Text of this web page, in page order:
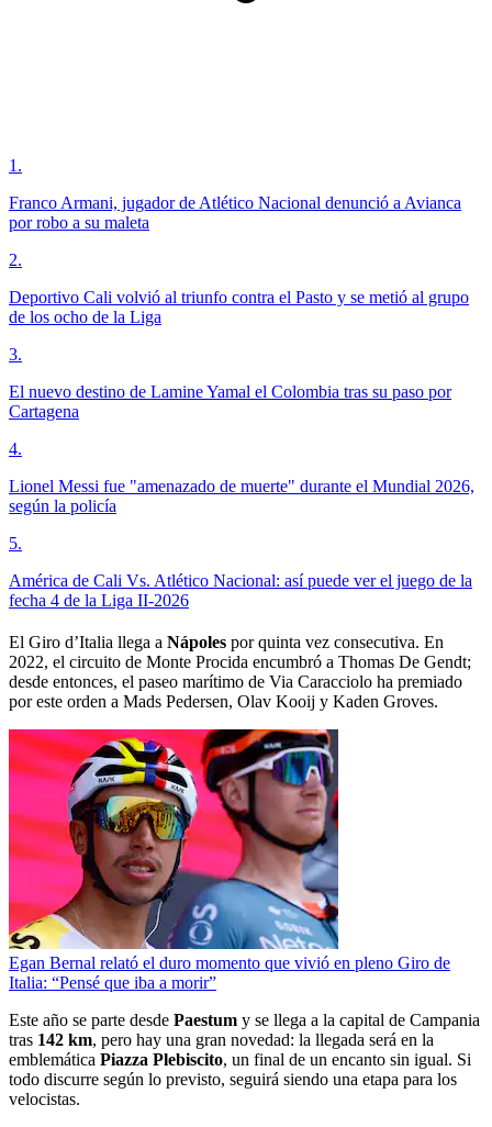
1 .
Franco Armani, jugador de Atlético Nacional denunció a Avianca
por robo a su maleta
2.
Deportivo Cali volvió al triunfo contra el Pasto y se metió al grupo
de los ocho de la Liga
3.
El nuevo destino de Lamine Yamal el Colombia tras su paso por
Cartagena
4.
Lionel Messi fue "amenazado de muerte" durante el Mundial 2026,
según la policía
5.
América de Cali Vs. Atlético Nacional: así puede ver el juego de la
fecha 4 de la Liga II-2026
El Giro d’Italia llega a Nápoles por quinta vez consecutiva. En
2022, el circuito de Monte Procida encumbró a Thomas De Gendt;
desde entonces, el paseo marítimo de Via Caracciolo ha premiado
por este orden a Mads Pedersen, Olav Kooij y Kaden Groves.
Egan Bernal relató el duro momento que vivió en pleno Giro de
Italia: “Pensé que iba a morir”
Este año se parte desde Paestum y se llega a la capital de Campania
tras 142 km, pero hay una gran novedad: la llegada será en la
emblemática Piazza Plebiscito, un final de un encanto sin igual. Si
todo discurre según lo previsto, seguirá siendo una etapa para los
velocistas.